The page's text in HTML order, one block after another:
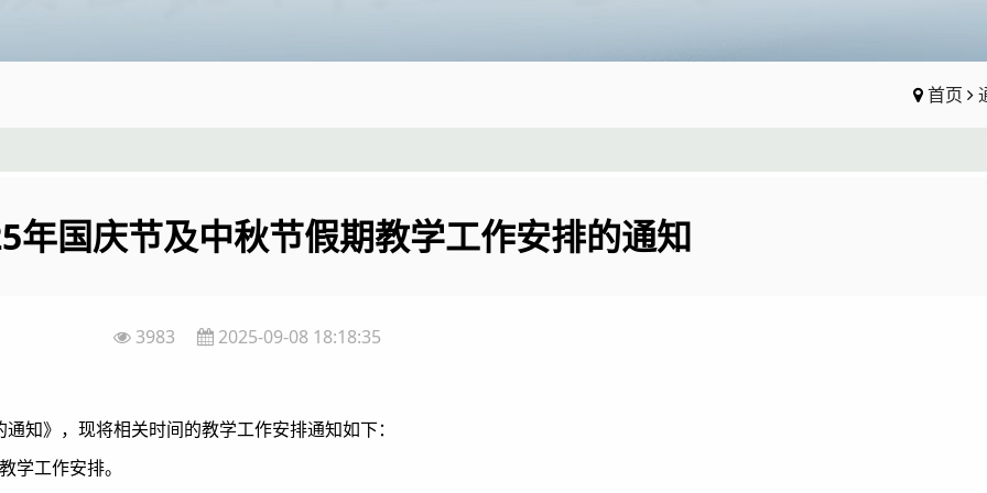
首页
年国庆节及中秋节假期教学工作安排的通知
3983 2025-09-08 18:18:35
知》，现将相关时间的教学工作安排通知如下：
学工作安排。